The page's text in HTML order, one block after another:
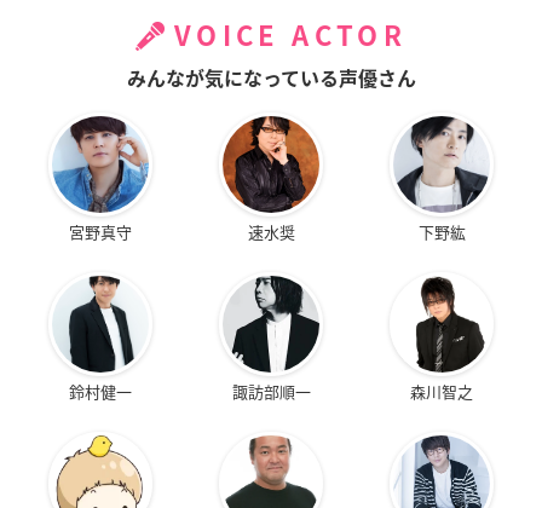
VOICE ACTOR
みんなが気になっている声優さん
宮野真守 速水奨 下野紘
鈴村健一 諏訪部順一 森川智之